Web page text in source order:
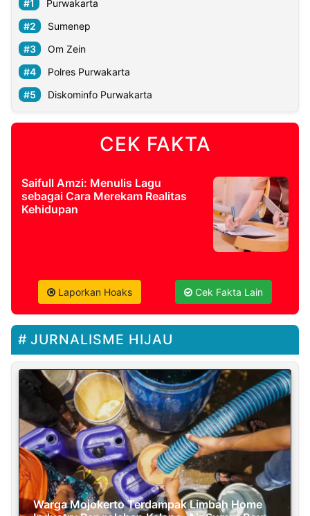
Purwakarta
Sumenep
Om Zein
Polres Purwakarta
Diskominfo Purwakarta
CEK FAKTA
Saifull Amzi: Menulis Lagu
sebagai Cara Merekam Realitas
Kehidupan
Laporkan Hoaks Cek Fakta Lain
JURNALISME HIJAU
Warga Mojokerto Terdampak Limbah Home